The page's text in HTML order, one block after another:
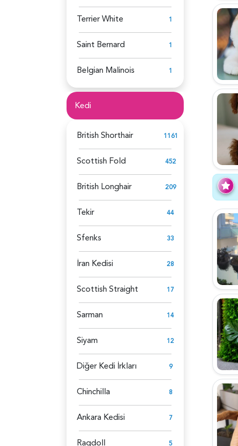
Terrier White 1
Saint Bernard 1
Belgian Malinois 1
Kedi
British Shorthair 1161
Scottish Fold 452
British Longhair 209
Tekir 44
Sfenks 33
İran Kedisi 28
Scottish Straight 17
Sarman 14
Siyam 12
Diğer Kedi İrkları 9
Chinchilla 8
Ankara Kedisi 7
Ragdoll 5